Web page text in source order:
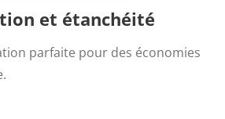
et étanchéité
parfaite pour des économies